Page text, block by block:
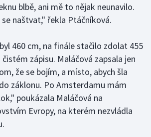
blbě, ani mě to nějak neunavilo.
naštvat," řekla Ptáčníková.
460 cm, na finále stačilo zdolat 455
zápisu. Maláčová zapsala jen
že se bojím, a místo, abych šla
záklonu. Po Amsterdamu mám
poukázala Maláčová na
Evropy, na kterém nezvládla